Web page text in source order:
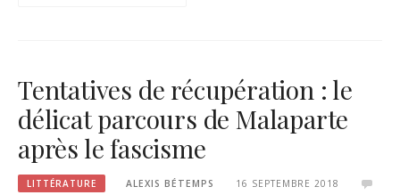
Tentatives de récupération : le
délicat parcours de Malaparte
après le fascisme
LITTÉRATURE ALEXIS BÉTEMPS
16 SEPTEMBRE 2018